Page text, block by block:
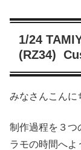
1/24
(RZ34)
みなさんこんに
制作過程を３つ
ラモの時間へよ